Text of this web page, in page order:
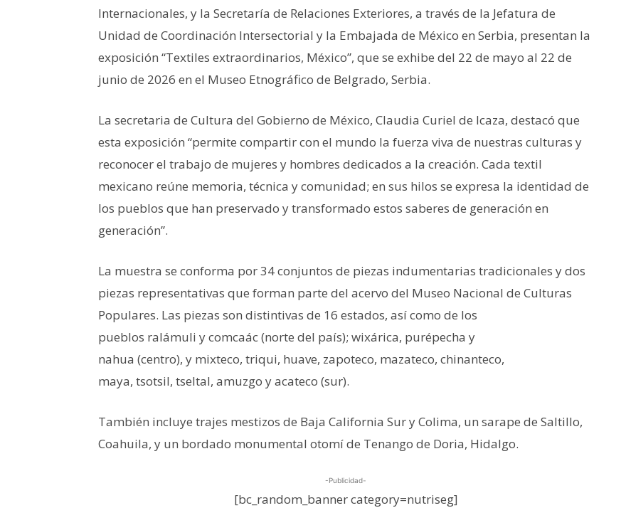
Internacionales, y la Secretaría de Relaciones Exteriores, a través de la Jefatura de
Unidad de Coordinación Intersectorial y la Embajada de México en Serbia, presentan la
exposición “Textiles extraordinarios, México”, que se exhibe del 22 de mayo al 22 de
junio de 2026 en el Museo Etnográfico de Belgrado, Serbia.
La secretaria de Cultura del Gobierno de México, Claudia Curiel de Icaza, destacó que
esta exposición “permite compartir con el mundo la fuerza viva de nuestras culturas y
reconocer el trabajo de mujeres y hombres dedicados a la creación. Cada textil
mexicano reúne memoria, técnica y comunidad; en sus hilos se expresa la identidad de
los pueblos que han preservado y transformado estos saberes de generación en
generación”.
La muestra se conforma por 34 conjuntos de piezas indumentarias tradicionales y dos
piezas representativas que forman parte del acervo del Museo Nacional de Culturas
Populares. Las piezas son distintivas de 16 estados, así como de los
pueblos ralámuli y comcaác (norte del país); wixárica, purépecha y
nahua (centro), y mixteco, triqui, huave, zapoteco, mazateco, chinanteco,
maya, tsotsil, tseltal, amuzgo y acateco (sur).
También incluye trajes mestizos de Baja California Sur y Colima, un sarape de Saltillo,
Coahuila, y un bordado monumental otomí de Tenango de Doria, Hidalgo.
-Publicidad-
[bc_random_banner category=nutriseg]